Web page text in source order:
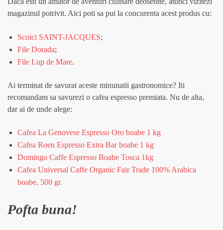
magazinul potrivit. Aici poti sa pui la concurenta acest produs cu:
Scoici SAINT-JACQUES;
File Dorada;
File Lup de Mare.
Ai terminat de savurat aceste minunatii gastronomice? Iti
recomandam sa savurezi o cafea espresso premiata. Nu de alta,
dar ai de unde alege:
Cafea La Genovese Espresso Oro boabe 1 kg
Cafea Roen Espresso Extra Bar boabe 1 kg
Domingo Caffe Espresso Boabe Tosca 1kg
Cafea Universal Caffe Organic Fair Trade 100% Arabica
boabe, 500 gr.
Pofta buna!